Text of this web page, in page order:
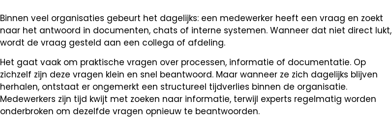
Binnen veel organisaties gebeurt het dagelijks: een medewerker heeft een vraag en zoekt
naar het antwoord in documenten, chats of interne systemen. Wanneer dat niet direct lukt,
wordt de vraag gesteld aan een collega of afdeling.
Het gaat vaak om praktische vragen over processen, informatie of documentatie. Op
zichzelf zijn deze vragen klein en snel beantwoord. Maar wanneer ze zich dagelijks blijven
herhalen, ontstaat er ongemerkt een structureel tijdverlies binnen de organisatie.
Medewerkers zijn tijd kwijt met zoeken naar informatie, terwijl experts regelmatig worden
onderbroken om dezelfde vragen opnieuw te beantwoorden.